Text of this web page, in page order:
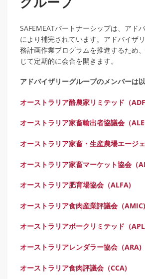
SAFEMEATパートナーシップは、アド
により補完されています。アドバイザ
務計画作業プログラムを推進するため
じて定期的に会合を開きます。
アドバイザリーグループのメンバーは以
オーストラリア酪農家リミテッド（
オーストラリア家畜輸出者協議会（
オーストラリア家畜・生産農場エージ
オーストラリア家畜マーケット協会（
オーストラリア肥育場協会（ALFA)
オーストラリア食肉産業評議会（AMIC)
オーストラリアポークリミテッド（
オーストラリアレンダラー協会（ARA)
オーストラリア食肉評議会（CCA)